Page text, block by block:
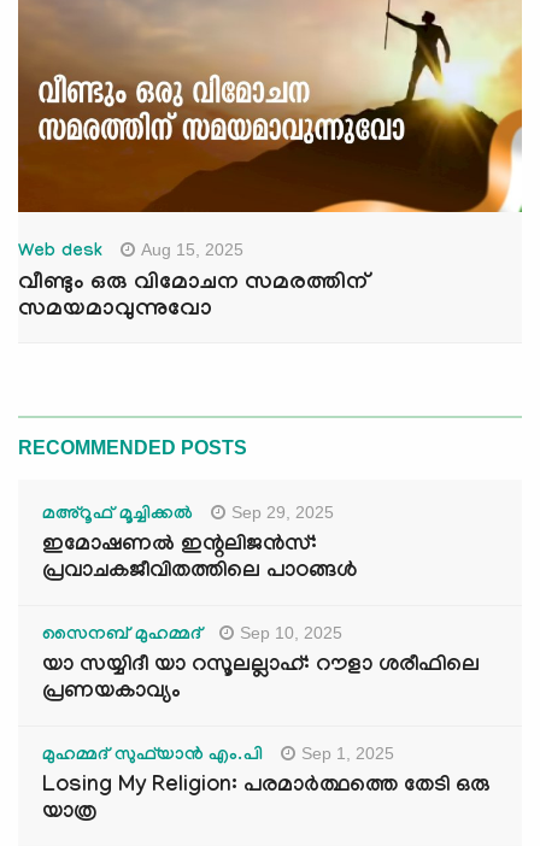
Web desk Aug 15, 2025
വീണ്ടും ഒരു വിമോചന സമരത്തിന്
സമയമാവുന്നുവോ
RECOMMENDED POSTS
മഅ്റൂഫ് മൂച്ചിക്കല്‍ Sep 29, 2025
ഇമോഷണൽ ഇന്റലിജൻസ്:
പ്രവാചകജീവിതത്തിലെ പാഠങ്ങൾ
സൈനബ് മുഹമ്മദ് Sep 10, 2025
യാ സയ്യിദീ യാ റസൂലല്ലാഹ്: റൗളാ ശരീഫിലെ
പ്രണയകാവ്യം
മുഹമ്മദ് സുഫ്‌യാൻ എം.പി Sep 1, 2025
Losing My Religion: പരമാർത്ഥത്തെ തേടി ഒരു
യാത്ര